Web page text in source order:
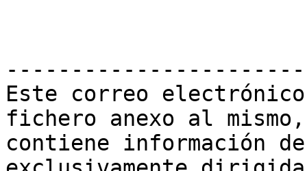
Este correo
fichero anexo al mismo,
contiene información